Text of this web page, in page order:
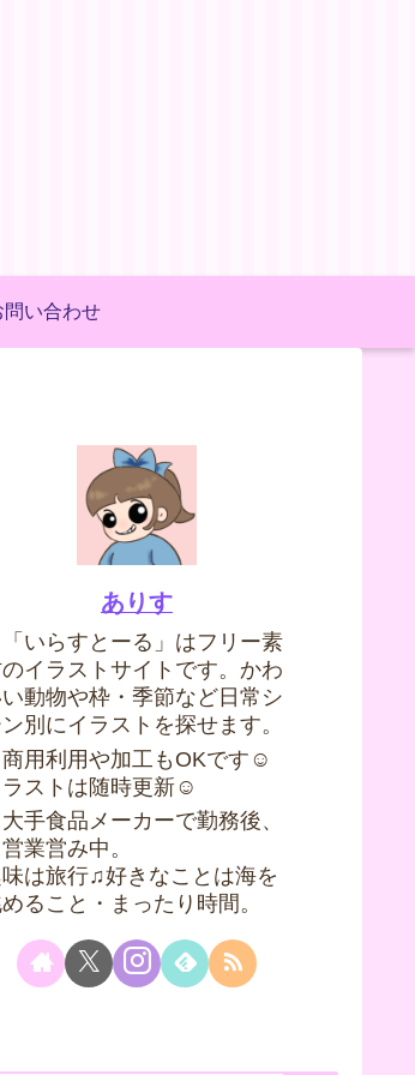
問い合わせ
ありす
「いらすとーる」はフリー素
イラストサイトです。かわ
動物や枠・季節など日常シ
別にイラストを探せます。
商用利用や加工もOKです☺
ラストは随時更新☺
大手食品メーカーで勤務後、
業営み中。
は旅行♫好きなことは海を
ること・まったり時間。